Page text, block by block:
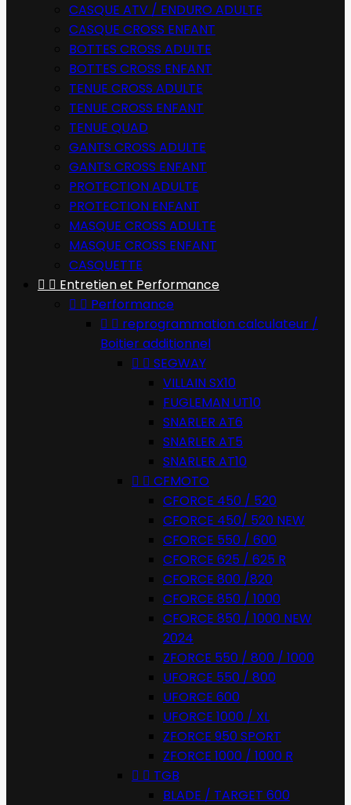
CASQUE ATV / ENDURO ADULTE
CASQUE CROSS ENFANT
BOTTES CROSS ADULTE
BOTTES CROSS ENFANT
TENUE CROSS ADULTE
TENUE CROSS ENFANT
TENUE QUAD
GANTS CROSS ADULTE
GANTS CROSS ENFANT
PROTECTION ADULTE
PROTECTION ENFANT
MASQUE CROSS ADULTE
MASQUE CROSS ENFANT
CASQUETTE
  Entretien et Performance
  Performance
  reprogrammation calculateur /
Boitier additionnel
  SEGWAY
VILLAIN SX10
FUGLEMAN UT10
SNARLER AT6
SNARLER AT5
SNARLER AT10
  CFMOTO
CFORCE 450 / 520
CFORCE 450/ 520 NEW
CFORCE 550 / 600
CFORCE 625 / 625 R
CFORCE 800 /820
CFORCE 850 / 1000
CFORCE 850 / 1000 NEW
2024
ZFORCE 550 / 800 / 1000
UFORCE 550 / 800
UFORCE 600
UFORCE 1000 / XL
ZFORCE 950 SPORT
ZFORCE 1000 / 1000 R
  TGB
BLADE / TARGET 600